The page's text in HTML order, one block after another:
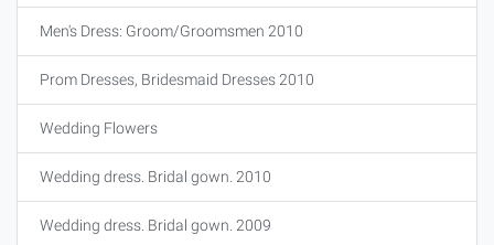
Men's Dress: Groom/Groomsmen 2010
Prom Dresses, Bridesmaid Dresses 2010
Wedding Flowers
Wedding dress. Bridal gown. 2010
Wedding dress. Bridal gown. 2009